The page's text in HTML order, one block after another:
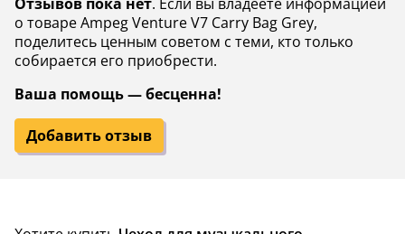
о товаре Ampeg Venture V7 Carry Bag Grey,
поделитесь ценным советом с теми, кто только
собирается его приобрести.
Ваша помощь — бесценна!
Добавить отзыв